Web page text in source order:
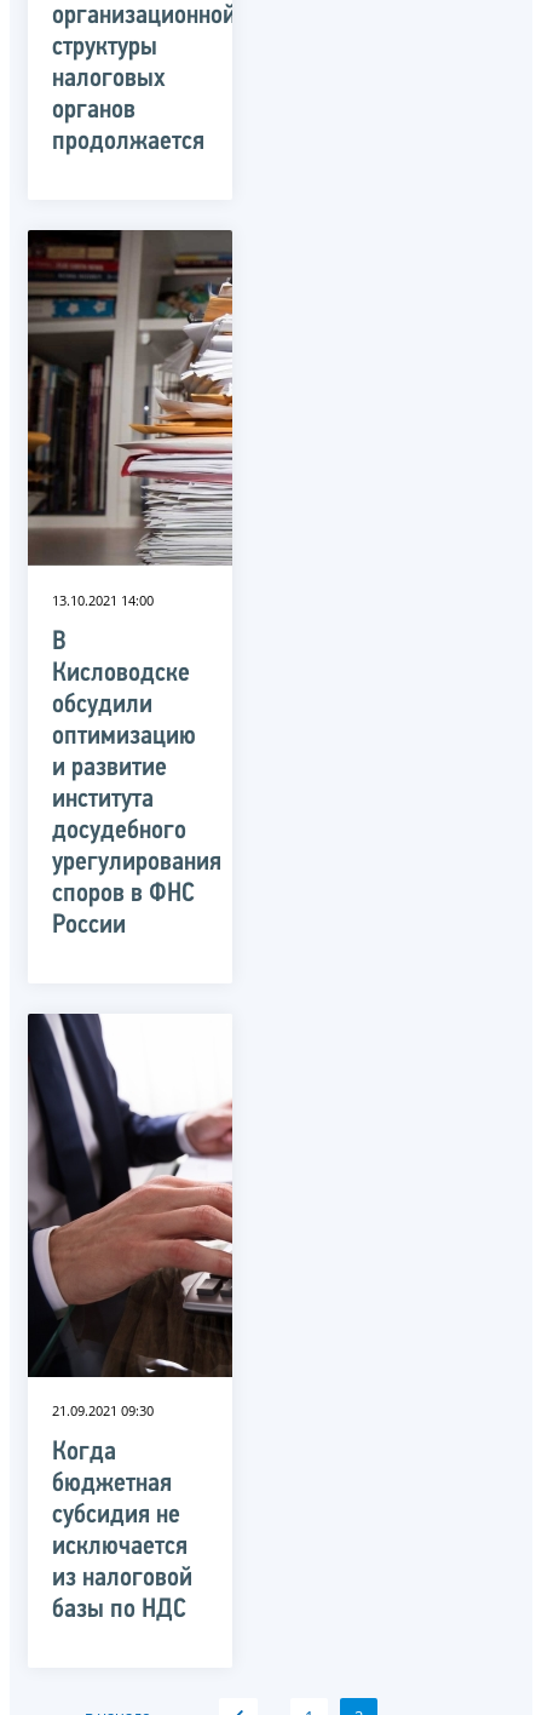
организационной
структуры
налоговых
органов
продолжается
13.10.2021 14:00
В
Кисловодске
обсудили
оптимизацию
и развитие
института
досудебного
урегулирования
споров в ФНС
России
21.09.2021 09:30
Когда
бюджетная
субсидия не
исключается
из налоговой
базы по НДС